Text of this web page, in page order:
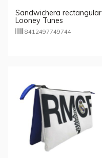
Sandwichera rectangular
Looney Tunes
8412497749744